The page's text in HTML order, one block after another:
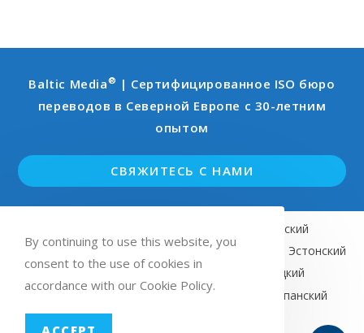
Baltic Media® | Сертифицированное ISO бюро
переводов в Северной Европе с 30-летним
опытом
СВЯЖИТЕСЬ С НАМИ
Финский
Норвежский (Bokmål)
Латышский
Эстонский
Литовский
Русский
Немецкий
Французский
Итальянский Испанский
By continuing to use this website, you
consent to the use of cookies in
accordance with our Cookie Policy.